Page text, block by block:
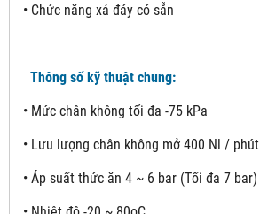
• Chức năng xả đáy có sẵn
Thông số kỹ thuật chung:
• Mức chân không tối đa -75 kPa
• Lưu lượng chân không mở 400 Nl / phút
• Áp suất thức ăn 4 ~ 6 bar (Tối đa 7 bar)